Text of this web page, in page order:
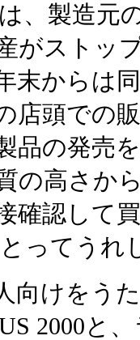
、製造元
がストッ
末からは
店頭での
品の発売
の高さか
確認して
ってうれ
向けをう
2000と